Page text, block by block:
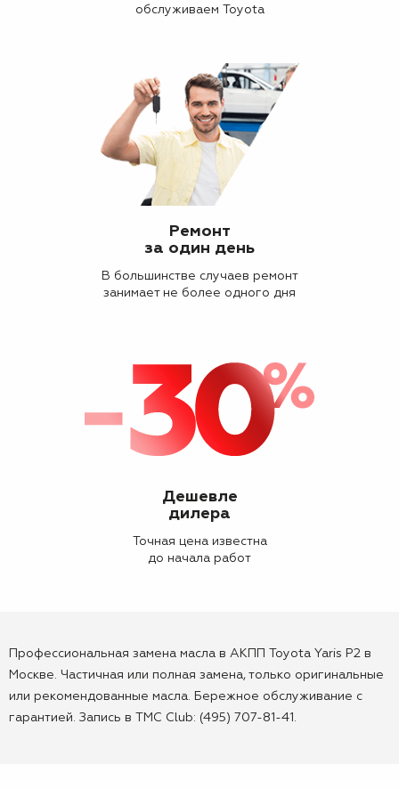
обслуживаем Toyota
Ремонт
за один день
В большинстве случаев ремонт
занимает не более одного дня
Дешевле
дилера
Точная цена известна
до начала работ
Профессиональная замена масла в АКПП Toyota Yaris P2 в
Москве. Частичная или полная замена, только оригинальные
или рекомендованные масла. Бережное обслуживание с
гарантией. Запись в TMC Club: (495) 707-81-41.